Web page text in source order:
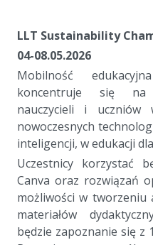
LLT Sustainability
04-08.05.2026
Mobilność
koncentruje się na
nauczycieli i uczniów
nowoczesnych
inteligencji, w edukacji
Uczestnicy korzystać
Canva oraz rozwiązań
możliwości w tworzeniu
materiałów
będzie zapoznanie się z